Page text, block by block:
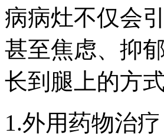
病病灶不仅会
甚至焦虑、抑
长到腿上的方式
1.外用药物治疗